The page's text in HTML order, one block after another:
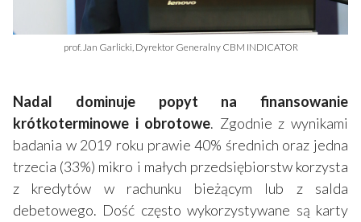
prof. Jan Garlicki, Dyrektor Generalny CBM INDICATOR
Nadal dominuje popyt na finansowanie
krótkoterminowe i obrotowe. Zgodnie z wynikami
badania w 2019 roku prawie 40% średnich oraz jedna
trzecia (33%) mikro i małych przedsiębiorstw korzysta
z kredytów w rachunku bieżącym lub z salda
debetowego. Dość często wykorzystywane są karty